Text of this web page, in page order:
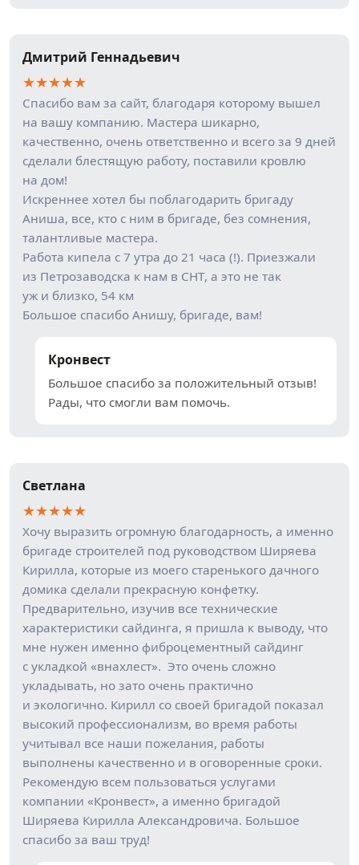
Дмитрий Геннадьевич
★★★★★
Спасибо вам за сайт, благодаря которому вышел
на вашу компанию. Мастера шикарно,
качественно, очень ответственно и всего за 9 дней
сделали блестящую работу, поставили кровлю
на дом!
Искреннее хотел бы поблагодарить бригаду
Аниша, все, кто с ним в бригаде, без сомнения,
талантливые мастера.
Работа кипела с 7 утра до 21 часа (!). Приезжали
из Петрозаводска к нам в СНТ, а это не так
уж и близко, 54 км
Большое спасибо Анишу, бригаде, вам!
Кронвест
Большое спасибо за положительный отзыв!
Рады, что смогли вам помочь.
Светлана
★★★★★
Хочу выразить огромную благодарность, а именно
бригаде строителей под руководством Ширяева
Кирилла, которые из моего старенького дачного
домика сделали прекрасную конфетку.
Предварительно, изучив все технические
характеристики сайдинга, я пришла к выводу, что
мне нужен именно фиброцементный сайдинг
с укладкой «внахлест». Это очень сложно
укладывать, но зато очень практично
и экологично. Кирилл со своей бригадой показал
высокий профессионализм, во время работы
учитывал все наши пожелания, работы
выполнены качественно и в оговоренные сроки.
Рекомендую всем пользоваться услугами
компании «Кронвест», а именно бригадой
Ширяева Кирилла Александровича. Большое
спасибо за ваш труд!